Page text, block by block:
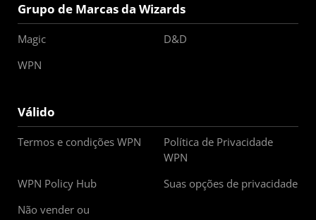
Grupo de Marcas da Wizards
Magic
D&D
WPN
Válido
Termos e condições WPN
Política de Privacidade
WPN
WPN Policy Hub
Suas opções de privacidade
Não vender ou